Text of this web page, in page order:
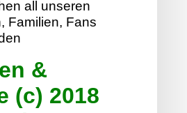
all unseren
Familien, Fans